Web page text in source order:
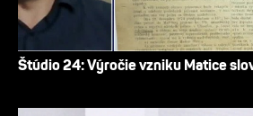
Štúdio 24: Výročie vzniku Matice